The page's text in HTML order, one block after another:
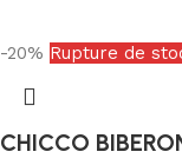
-20% Rupture de
CHICCO